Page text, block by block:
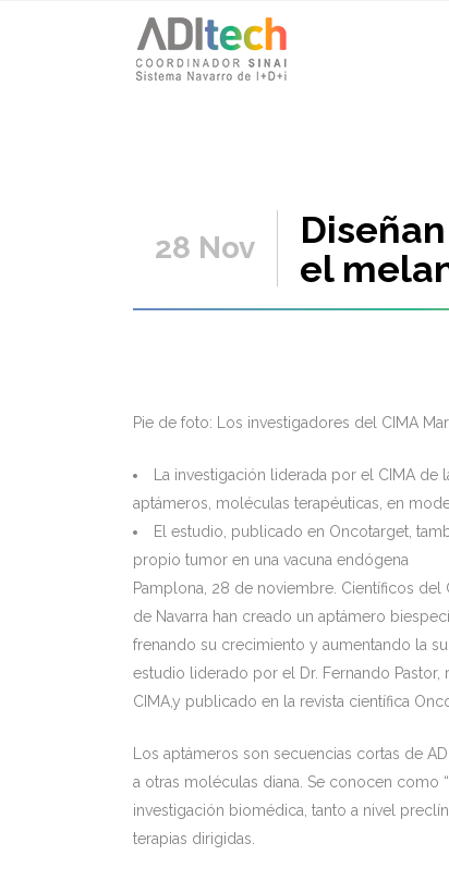
28 Nov
el
Pie de foto: Los investigadores del CIMA
La investigación liderada por el CIMA
aptámeros, moléculas terapéuticas, en
El estudio, publicado en Oncotarget,
propio tumor en una vacuna endógena
Pamplona, 28 de noviembre. Científicos del
de Navarra han creado un aptámero
frenando su crecimiento y aumentando la
estudio liderado por el Dr. Fernando
CIMA,y publicado en la revista científica
Los aptámeros son secuencias cortas de
a otras moléculas diana. Se conocen como
investigación biomédica, tanto a nivel
terapias dirigidas.